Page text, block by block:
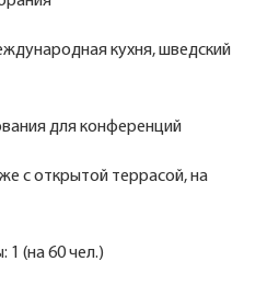
кухня, шведский
для конференций
с открытой террасой, на
1 (на 60 чел.)